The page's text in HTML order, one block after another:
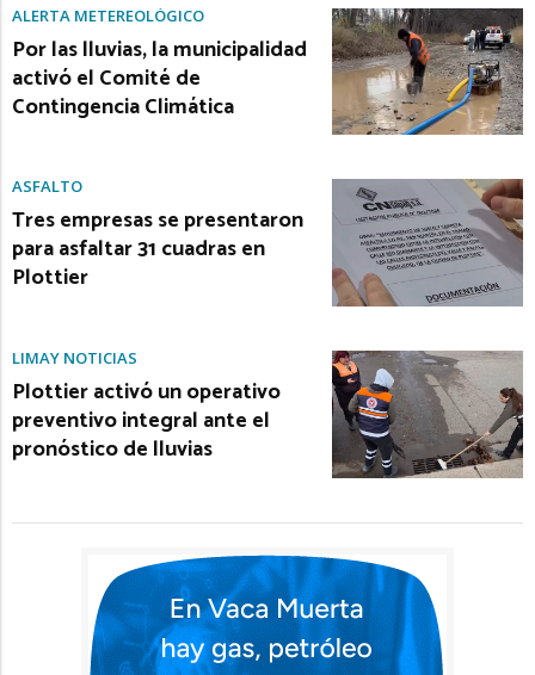
ALERTA METEREOLÓGICO
Por las lluvias, la municipalidad
activó el Comité de
Contingencia Climática
ASFALTO
Tres empresas se presentaron
para asfaltar 31 cuadras en
Plottier
LIMAY NOTICIAS
Plottier activó un operativo
preventivo integral ante el
pronóstico de lluvias